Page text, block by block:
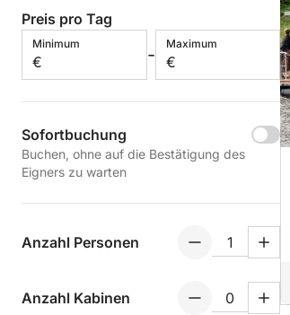
Preis pro Tag
Minimum
€ -
Maximum
€
Sofortbuchung
Buchen, ohne auf die Bestätigung des
Eigners zu warten
Anzahl Personen
Anzahl Kabinen